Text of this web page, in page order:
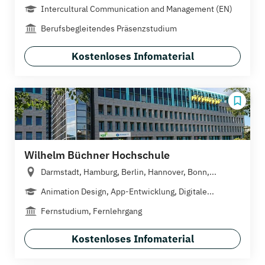
Intercultural Communication and Management (EN)
Berufsbegleitendes Präsenzstudium
Kostenloses Infomaterial
Wilhelm Büchner Hochschule
Darmstadt, Hamburg, Berlin, Hannover, Bonn,...
Animation Design, App-Entwicklung, Digitale...
Fernstudium, Fernlehrgang
Kostenloses Infomaterial